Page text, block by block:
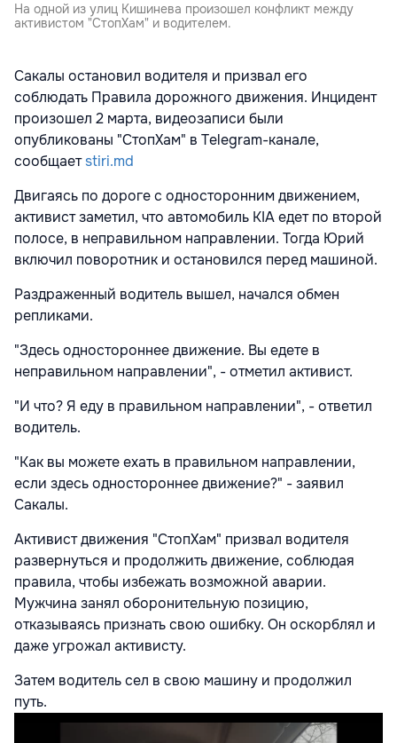
На одной из улиц Кишинева произошел конфликт между
активистом "СтопХам" и водителем.
Сакалы остановил водителя и призвал его
соблюдать Правила дорожного движения. Инцидент
произошел 2 марта, видеозаписи были
опубликованы "СтопХам" в Telegram-канале,
сообщаетstiri.md
Двигаясь по дороге с односторонним движением,
активист заметил, что автомобиль KIA едет по второй
полосе, в неправильном направлении. Тогда Юрий
включил поворотник и остановился перед машиной.
Раздраженный водитель вышел, начался обмен
репликами.
"Здесь одностороннее движение. Вы едете в
неправильном направлении", - отметил активист.
"И что? Я еду в правильном направлении", - ответил
водитель.
"Как вы можете ехать в правильном направлении,
если здесь одностороннее движение?" - заявил
Сакалы.
Активист движения "СтопХам" призвал водителя
развернуться и продолжить движение, соблюдая
правила, чтобы избежать возможной аварии.
Мужчина занял оборонительную позицию,
отказываясь признать свою ошибку. Он оскорблял и
даже угрожал активисту.
Затем водитель сел в свою машину и продолжил
путь.